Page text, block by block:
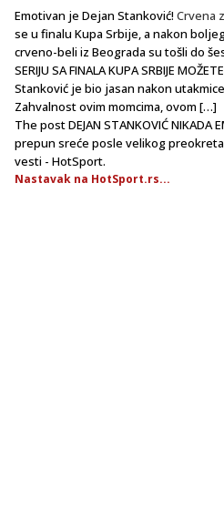
Emotivan je Dejan Stanković! Crvena
se u finalu Kupa Srbije, a nakon
crveno-beli iz Beograda su tošli do
SERIJU SA FINALA KUPA SRBIJE
Stanković je bio jasan nakon
Zahvalnost ovim momcima, ovom […]
The post DEJAN STANKOVIĆ
prepun sreće posle velikog
vesti - HotSport.
Nastavak na HotSport.rs...